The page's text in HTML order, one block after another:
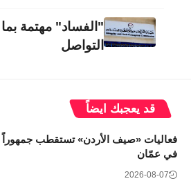
"الفساد" مهتمة
التواصل
قد يعجبك ايضاً
فعاليات «صيف الأردن» تستقطب جمهوراً
في عمّان
2026-08-07